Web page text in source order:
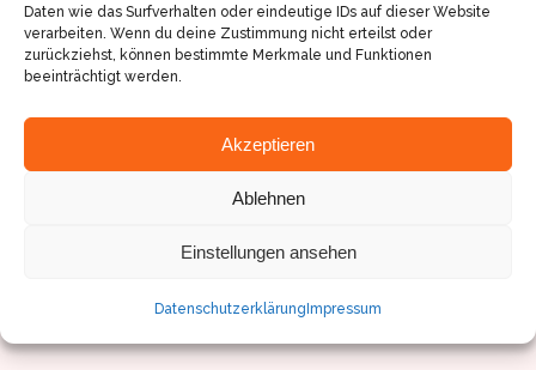
Daten wie das Surfverhalten oder eindeutige IDs auf dieser Website
verarbeiten. Wenn du deine Zustimmung nicht erteilst oder
zurückziehst, können bestimmte Merkmale und Funktionen
beeinträchtigt werden.
Akzeptieren
Ablehnen
Einstellungen ansehen
Datenschutzerklärung Impressum
© Sven Pfister, Geminus 3D